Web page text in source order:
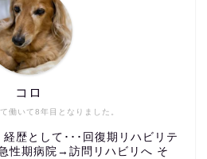
働いて8年目となりました。
コロ
歴として･･･回復期リハビリテ
性期病院→訪問リハビリへ そ